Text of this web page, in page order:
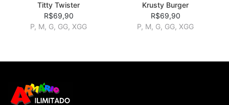
Titty Twister
R$69,90
P, M, G, GG, XGG
Krusty Burger
R$69,90
P, M, G, GG, XGG